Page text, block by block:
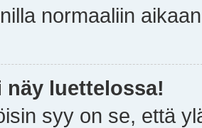
normaaliin
näy luettelossa!
syy on se, että